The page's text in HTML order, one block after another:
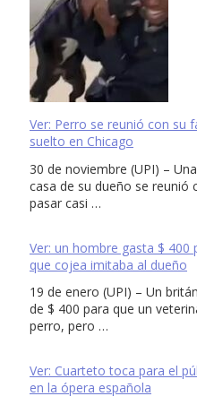
Ver: Perro se reunió con su
suelto en Chicago
30 de noviembre (UPI) –
casa de su dueño se reunió
pasar casi …
Ver: un hombre gasta $ 400
que cojea imitaba al dueño
19 de enero (UPI) – Un
de $ 400 para que un
perro, pero …
Ver: Cuarteto toca para el
en la ópera española